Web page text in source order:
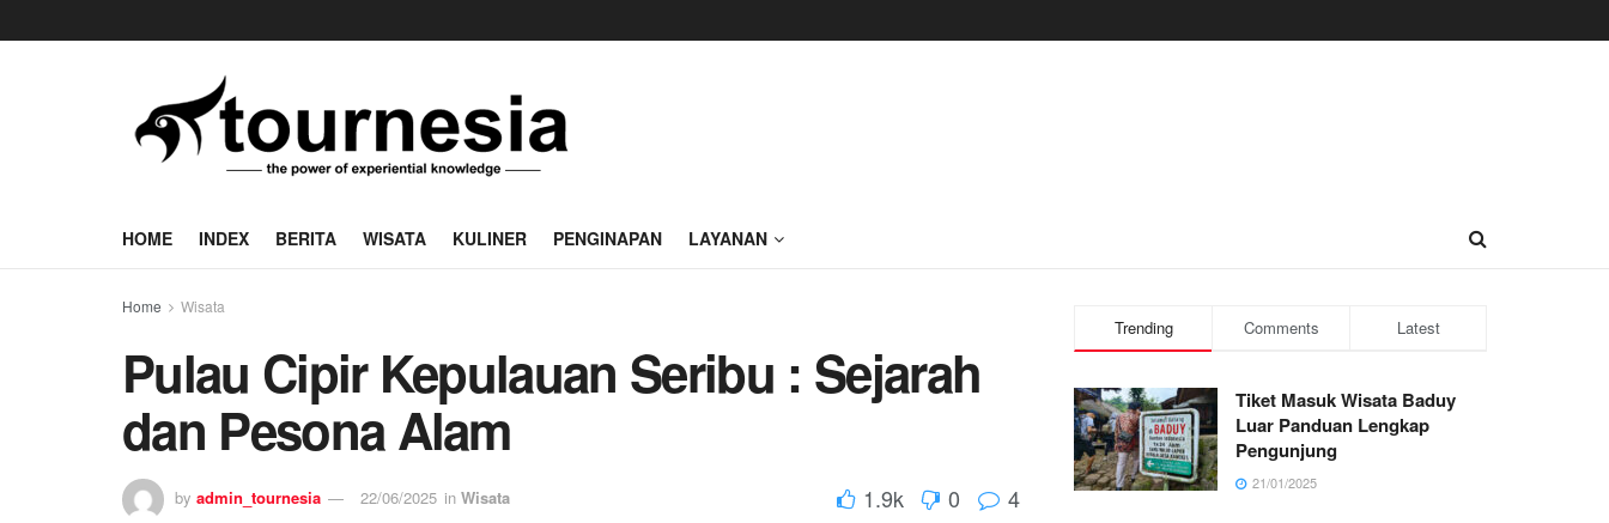
HOME INDEX BERITA WISATA KULINER PENGINAPAN LAYANAN
Home Wisata
Pulau Cipir Kepulauan Seribu : Sejarah
dan Pesona Alam
by admin_tournesia 22/06/2025 in Wisata 1.9k 0 4
Trending Comments Latest
Tiket Masuk Wisata Baduy
Luar Panduan Lengkap
Pengunjung
21/01/2025